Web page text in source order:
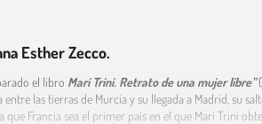
Esther Zecco.
el libro Mari Trini. Retrato de una mujer libre”
las tierras de Murcia y su llegada a Madrid, su
Francia sea el primer país en el que Mari Trini